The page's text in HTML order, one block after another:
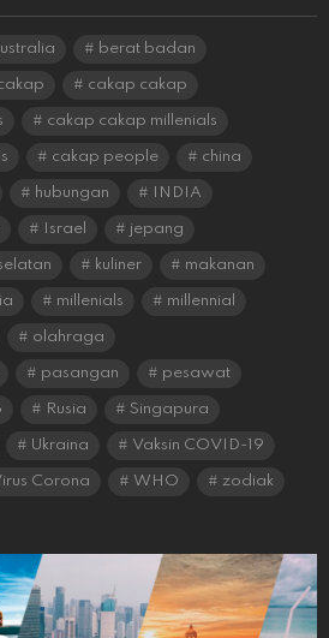
berat badan
cakap cakap
cakap cakap millenials
cakap people china
hubungan INDIA
Israel jepang
kuliner makanan
millenials millennial
olahraga
pasangan pesawat
Rusia Singapura
Ukraina Vaksin COVID-19
Corona WHO zodiak